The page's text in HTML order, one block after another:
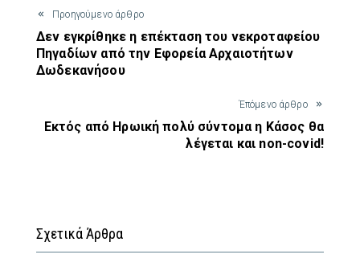
Προηγούμενο άρθρο
Δεν εγκρίθηκε η επέκταση του νεκροταφείου
Πηγαδίων από την Εφορεία Αρχαιοτήτων
Δωδεκανήσου
Έπόμενο άρθρο
Εκτός από Ηρωική πολύ σύντομα η Κάσος θα
λέγεται και non-covid!
Σχετικά Άρθρα